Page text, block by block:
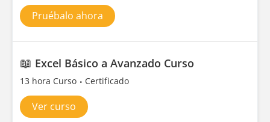
Pruébalo ahora
📖 Excel Básico a Avanzado Curso
13 hora Curso Certificado
Ver curso